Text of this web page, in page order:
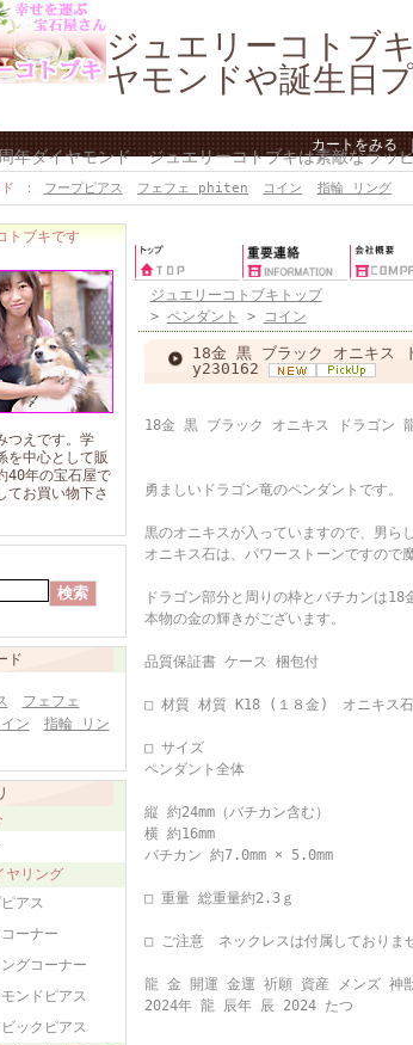
ジュエリーコトブ
ヤモンドや誕生日
年ダイヤモンド ジュエリーコトブキは素敵なラッ
カートをみる
フープピアス フェフェ phiten コイン 指輪 リング
トブキです
つえです。学
を中心として販
40年の宝石屋で
てお買い物下さ
ド
フェフェ
ン
指輪 リン
ヤリング
アス
ーナー
グコーナー
ンドピアス
ックピアス
ジュエリーコトブキトップ
> ペンダント > コイン
18金 黒 ブラック オニキス
y230162
18金 黒 ブラック オニキス ドラゴン
勇ましいドラゴン竜のペンダントです。
黒のオニキスが入っていますので、男ら
オニキス石は、パワーストーンですので
ドラゴン部分と周りの枠とバチカンは18
本物の金の輝きがございます。
品質保証書 ケース 梱包付
□ 材質 材質 K18 (１８金) オニキス石
□ サイズ
ペンダント全体
縦 約24mm（バチカン含む）
横 約16mm
バチカン 約7.0mm × 5.0mm
□ 重量 総重量約2.3ｇ
□ ご注意 ネックレスは付属しておりませ
龍 金 開運 金運 祈願 資産 メンズ 神
2024年 龍 辰年 辰 2024 たつ